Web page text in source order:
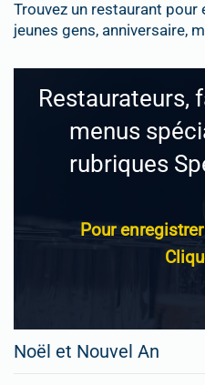
Trouvez un restaurant pour
jeunes gens, anniversaire,
Restaurateurs,
menus
rubriques
Pour
Noël et Nouvel An